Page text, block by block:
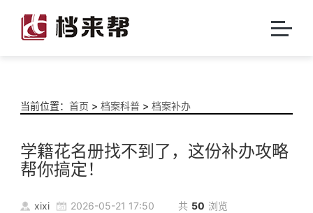
当前位置： 首页 > 档案科普> 档案补办
学籍花名册找不到了，这份补办攻略
帮你搞定！
xixi 2026-05-21 17:50 共 50 浏览